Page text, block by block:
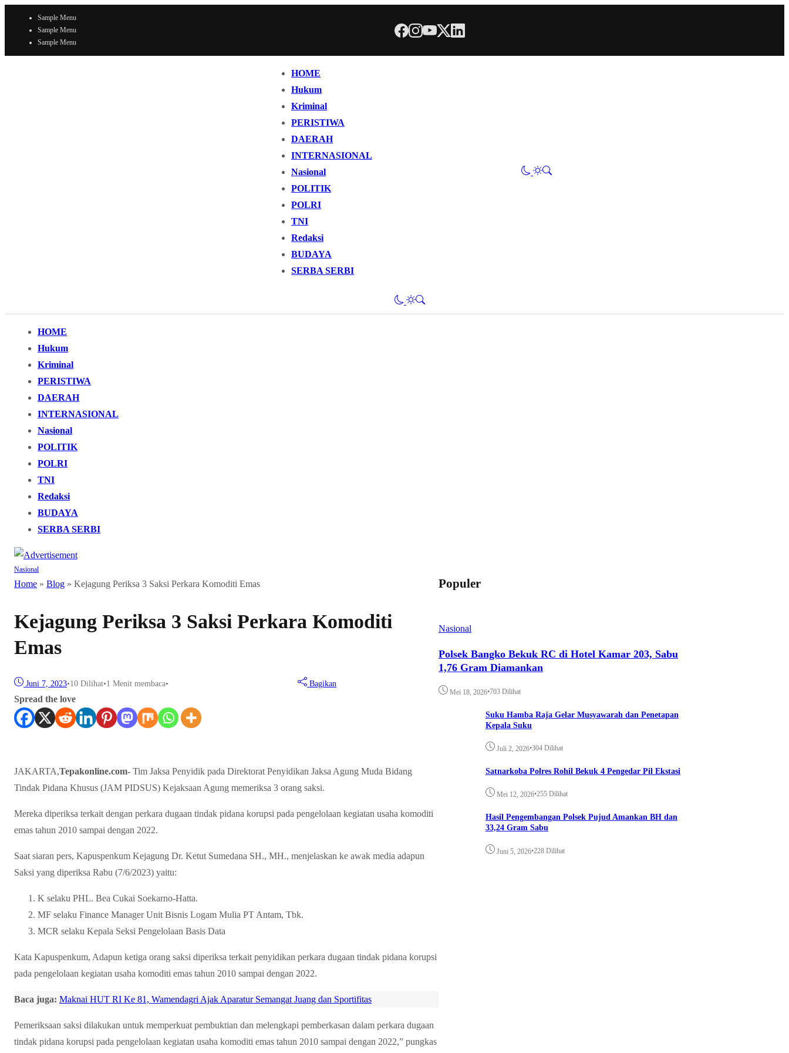
Sample Menu
Sample Menu
Sample Menu
HOME
Hukum
Kriminal
PERISTIWA
DAERAH
INTERNASIONAL
Nasional
POLITIK
POLRI
TNI
Redaksi
BUDAYA
SERBA SERBI
HOME
Hukum
Kriminal
PERISTIWA
DAERAH
INTERNASIONAL
Nasional
POLITIK
POLRI
TNI
Redaksi
BUDAYA
SERBA SERBI
Nasional
Home » Blog » Kejagung Periksa 3 Saksi Perkara Komoditi Emas
Kejagung Periksa 3 Saksi Perkara Komoditi
Emas
Juni 7, 2023•10 Dilihat•1 Menit membaca• Bagikan
Spread the love
JAKARTA,Tepakonline.com- Tim Jaksa Penyidik pada Direktorat Penyidikan Jaksa Agung Muda Bidang
Tindak Pidana Khusus (JAM PIDSUS) Kejaksaan Agung memeriksa 3 orang saksi.
Mereka diperiksa terkait dengan perkara dugaan tindak pidana korupsi pada pengelolaan kegiatan usaha komoditi
emas tahun 2010 sampai dengan 2022.
Saat siaran pers, Kapuspenkum Kejagung Dr. Ketut Sumedana SH., MH., menjelaskan ke awak media adapun
Saksi yang diperiksa Rabu (7/6/2023) yaitu:
K selaku PHL. Bea Cukai Soekarno-Hatta.
MF selaku Finance Manager Unit Bisnis Logam Mulia PT Antam, Tbk.
MCR selaku Kepala Seksi Pengelolaan Basis Data
Kata Kapuspenkum, Adapun ketiga orang saksi diperiksa terkait penyidikan perkara dugaan tindak pidana korupsi
pada pengelolaan kegiatan usaha komoditi emas tahun 2010 sampai dengan 2022.
Baca juga: Maknai HUT RI Ke 81, Wamendagri Ajak Aparatur Semangat Juang dan Sportifitas
Pemeriksaan saksi dilakukan untuk memperkuat pembuktian dan melengkapi pemberkasan dalam perkara dugaan
tindak pidana korupsi pada pengelolaan kegiatan usaha komoditi emas tahun 2010 sampai dengan 2022,” pungkas
Populer
Nasional
Polsek Bangko Bekuk RC di Hotel Kamar 203, Sabu
1,76 Gram Diamankan
Mei 18, 2026•703 Dilihat
Suku Hamba Raja Gelar Musyawarah dan Penetapan
Kepala Suku
Juli 2, 2026•304 Dilihat
Satnarkoba Polres Rohil Bekuk 4 Pengedar Pil Ekstasi
Mei 12, 2026•255 Dilihat
Hasil Pengembangan Polsek Pujud Amankan BH dan
33,24 Gram Sabu
Juni 5, 2026•228 Dilihat